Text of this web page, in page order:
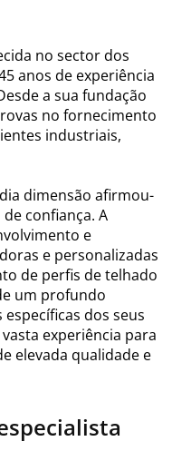
no sector dos
anos de experiência
a sua fundação
no fornecimento
industriais,
dimensão afirmou-
confiança. A
e
e personalizadas
de perfis de telhado
um profundo
dos seus
vasta experiência para
elevada qualidade e